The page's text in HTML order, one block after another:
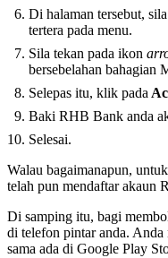
Di halaman tersebut,
tertera pada menu.
Sila tekan pada ikon
bersebelahan bahagian
Selepas itu, klik pada
Baki RHB Bank anda
Selesai.
Walau bagaimanapun,
telah pun mendaftar akaun
Di samping itu, bagi
di telefon pintar anda. Anda
sama ada di Google Play